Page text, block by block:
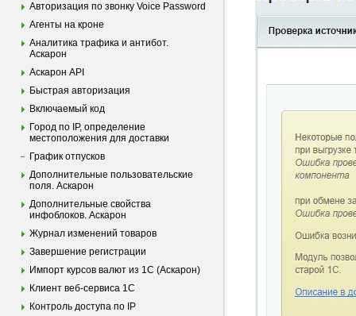
Авторизация по звонку Voice Password
Агенты на кроне
Аналитика трафика и антибот.
Аскарон
Аскарон API
Быстрая авторизация
Включаемый код
Город по IP, определение
местоположения для доставки
График отпусков
Дополнительные пользовательские
поля. Аскарон
Дополнительные свойства
инфоблоков. Аскарон
Журнал изменений товаров
Завершение регистрации
Импорт курсов валют из 1С (Аскарон)
Клиент веб-сервиса 1С
Контроль доступа по IP